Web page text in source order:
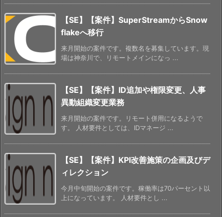
【SE】【案件】SuperStreamからSnow
flakeへ移行
来月開始の案件です。複数名を募集しています。現
場は神奈川で、リモートメインになっ ...
【SE】【案件】ID追加や権限変更、人事
異動組織変更業務
来月開始の案件です。リモート併用になるようで
す。 人材要件としては、IDマネージ ...
【SE】【案件】KPI改善施策の企画及びデ
ィレクション
今月中旬開始の案件です。稼働率は70パーセント以
上になっています。 人材要件とし ...